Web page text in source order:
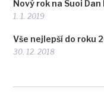
Nový rok na Suoi Dan
1. 1. 2019
Vše nejlepší do roku
30. 12. 2018